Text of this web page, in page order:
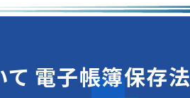
電子帳簿保存法